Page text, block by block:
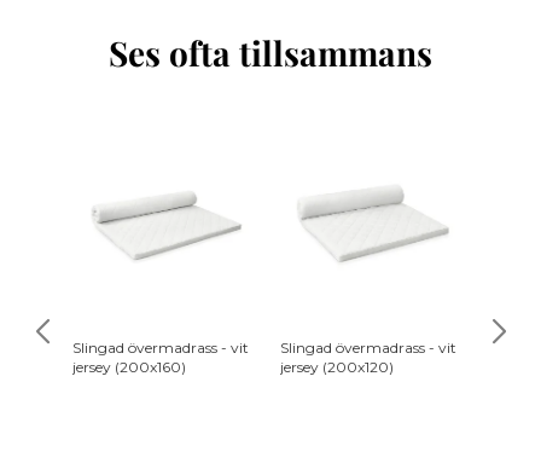
Ses ofta tillsammans
Slingad övermadrass - vit
jersey (200x160)
Slingad övermadrass - vit
jersey (200x120)